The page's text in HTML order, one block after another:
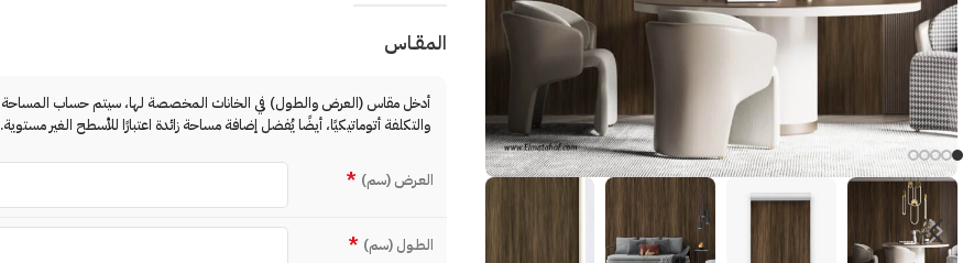
المقـاس
أدخل مقاس (العرض والطول) في الخانات المخصصة لها، سيتم حساب المساحة
والتكلفة أتوماتيكيًا، أيضًا يُفضل إضافة مساحة زائدة اعتبارًا للأسطح الغير مستوية.
العـرض (سم) *
الطـول (سم) *